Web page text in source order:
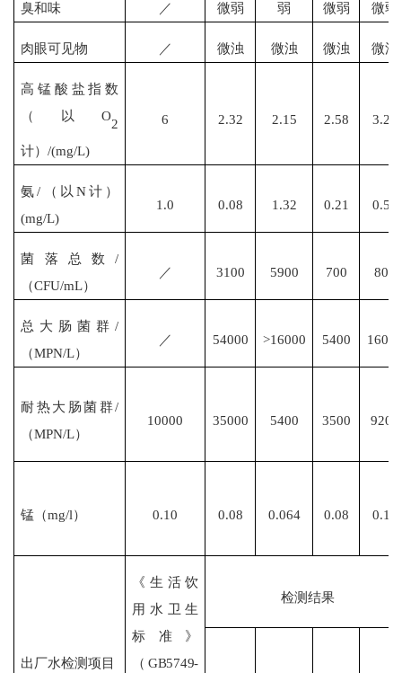
臭和味 ／ 微弱 弱 微弱 微弱
肉眼可见物 ／ 微浊 微浊 微浊 微浊
高锰酸盐指数
（以 O2
计）/(mg/L)
6 2.32 2.15 2.58 3.28
氨/（以N计）
(mg/L)
1.0 0.08 1.32 0.21 0.53
菌落总数 /
（CFU/mL）
／ 3100 5900 700 800
总大肠菌群 /
（MPN/L）
／ 54000 >16000 5400 16000
耐热大肠菌群/
（MPN/L）
10000 35000 5400 3500 9200
锰（mg/l） 0.10 0.08 0.064 0.08 0.18
出厂水检测项目
《生活饮
用水卫生
标准》
（ GB5749-
检测结果